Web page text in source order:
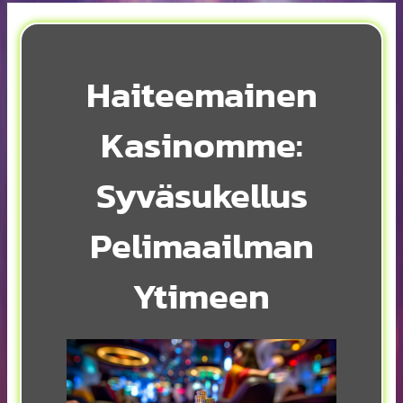
Haiteemainen
Kasinomme:
Syväsukellus
Pelimaailman
Ytimeen